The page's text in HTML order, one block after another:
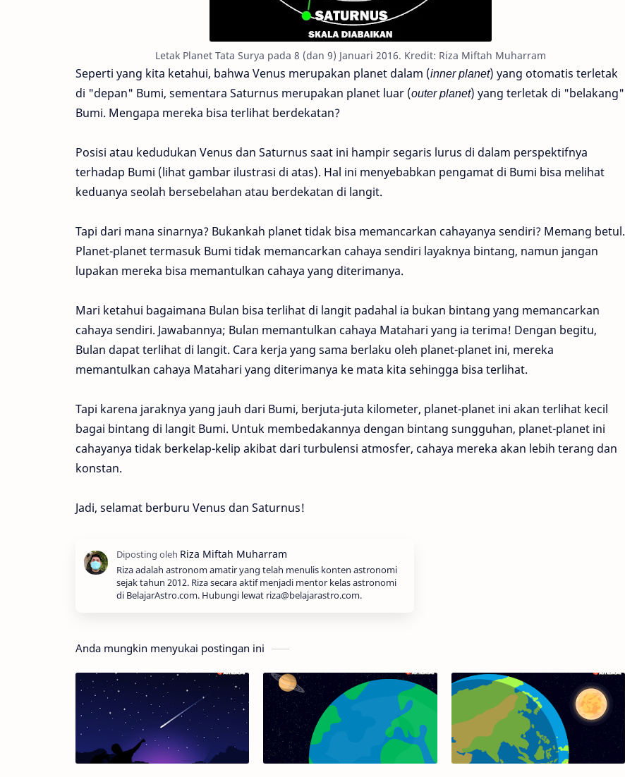
Letak Planet Tata Surya pada 8 (dan 9) Januari 2016. Kredit: Riza Miftah Muharram
Seperti yang kita ketahui, bahwa Venus merupakan planet dalam (inner planet) yang otomatis terletak
di "depan" Bumi, sementara Saturnus merupakan planet luar (outer planet) yang terletak di "belakang"
Bumi. Mengapa mereka bisa terlihat berdekatan?
Posisi atau kedudukan Venus dan Saturnus saat ini hampir segaris lurus di dalam perspektifnya
terhadap Bumi (lihat gambar ilustrasi di atas). Hal ini menyebabkan pengamat di Bumi bisa melihat
keduanya seolah bersebelahan atau berdekatan di langit.
Tapi dari mana sinarnya? Bukankah planet tidak bisa memancarkan cahayanya sendiri? Memang betul.
Planet-planet termasuk Bumi tidak memancarkan cahaya sendiri layaknya bintang, namun jangan
lupakan mereka bisa memantulkan cahaya yang diterimanya.
Mari ketahui bagaimana Bulan bisa terlihat di langit padahal ia bukan bintang yang memancarkan
cahaya sendiri. Jawabannya; Bulan memantulkan cahaya Matahari yang ia terima! Dengan begitu,
Bulan dapat terlihat di langit. Cara kerja yang sama berlaku oleh planet-planet ini, mereka
memantulkan cahaya Matahari yang diterimanya ke mata kita sehingga bisa terlihat.
Tapi karena jaraknya yang jauh dari Bumi, berjuta-juta kilometer, planet-planet ini akan terlihat kecil
bagai bintang di langit Bumi. Untuk membedakannya dengan bintang sungguhan, planet-planet ini
cahayanya tidak berkelap-kelip akibat dari turbulensi atmosfer, cahaya mereka akan lebih terang dan
konstan.
Jadi, selamat berburu Venus dan Saturnus!
Riza adalah astronom amatir yang telah menulis konten astronomi
sejak tahun 2012. Riza secara aktif menjadi mentor kelas astronomi
di BelajarAstro.com. Hubungi lewat riza@belajarastro.com.
Anda mungkin menyukai postingan ini